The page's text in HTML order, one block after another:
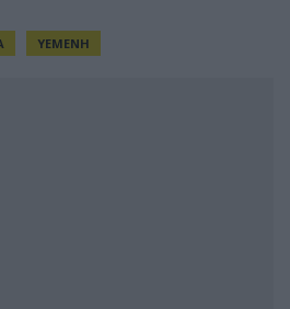
ΥΕΜΕΝΗ